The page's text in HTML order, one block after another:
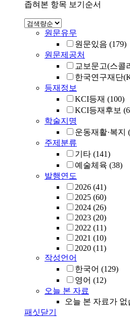
좁혀본 항목 보기순서
원문유무
원문있음 (179)
원문제공처
교보문고(스콜
한국연구재단
등재정보
KCI등재 (100)
KCI등재후보
학술지명
운동재활·복지
주제분류
기타 (141)
예술체육 (38)
발행연도
2026 (41)
2025 (60)
2024 (26)
2023 (20)
2022 (11)
2021 (10)
2020 (11)
작성언어
한국어 (129)
영어 (12)
오늘 본 자료
오늘 본 자료가 없
패싯닫기